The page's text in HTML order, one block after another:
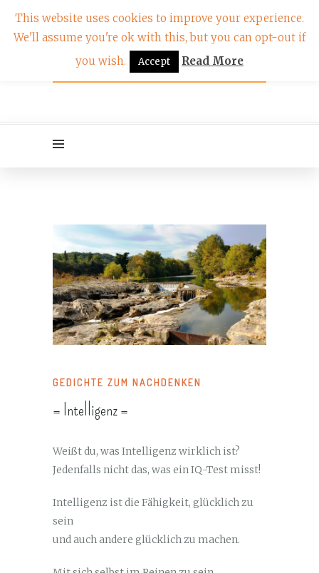
GEDICHTE ZUM NACHDENKEN
= Intelligenz =
Weißt du, was Intelligenz wirklich ist?
Jedenfalls nicht das, was ein IQ-Test misst!
Intelligenz ist die Fähigkeit, glücklich zu
sein
und auch andere glücklich zu machen.
This website uses cookies to improve your experience.
We'll assume you're ok with this, but you can opt-out if
you wish.
Accept Read More